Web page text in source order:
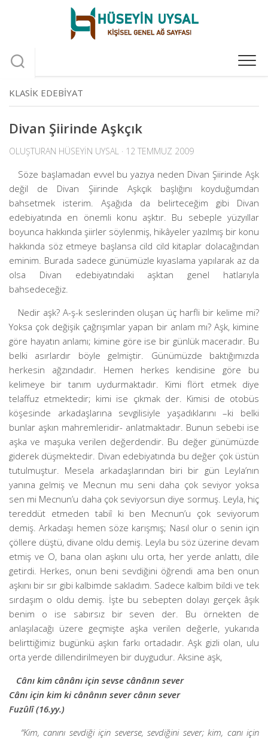
KLASIK EDEBIYAT
Divan Şiirinde Aşkçık
OLUŞTURAN HÜSEYIN UYSAL · 12 TEMMUZ 2009
Söze başlamadan evvel bu yazıya neden Divan Şiirinde Aşk
değil de Divan Şiirinde Aşkçık başlığını koyduğumdan
bahsetmek isterim. Aşağıda da belirteceğim gibi Divan
edebiyatında en önemli konu aşktır. Bu sebeple yüzyıllar
boyunca hakkında şiirler söylenmiş, hikâyeler yazılmış bir konu
hakkında söz etmeye başlansa cild cild kitaplar dolacağından
eminim. Burada sadece günümüzle kıyaslama yapılarak az da
olsa Divan edebiyatındaki aşktan genel hatlarıyla
bahsedeceğiz.
Nedir aşk? A-ş-k seslerinden oluşan üç harfli bir kelime mi?
Yoksa çok değişik çağrışımlar yapan bir anlam mı? Aşk, kimine
göre hayatın anlamı; kimine göre ise bir günlük maceradır. Bu
belki asırlardır böyle gelmiştir. Günümüzde baktığımızda
herkesin ağzındadır. Hemen herkes kendisine göre bu
kelimeye bir tanım uydurmaktadır. Kimi flört etmek diye
telaffuz etmektedir; kimi ise çıkmak der. Kimisi de otobüs
köşesinde arkadaşlarına sevgilisiyle yaşadıklarını –ki belki
bunlar aşkın mahremleridir- anlatmaktadır. Bunun sebebi ise
aşka ve maşuka verilen değerdendir. Bu değer günümüzde
giderek düşmektedir. Divan edebiyatında bu değer çok üstün
tutulmuştur. Mesela arkadaşlarından biri bir gün Leyla’nın
yanına gelmiş ve Mecnun mu seni daha çok seviyor yoksa
sen mi Mecnun’u daha çok seviyorsun diye sormuş. Leyla, hiç
tereddüt etmeden tabiî ki ben Mecnun’u çok seviyorum
demiş. Arkadaşı hemen söze karışmış; Nasıl olur o senin için
çöllere düştü, divane oldu demiş. Leyla bu söz üzerine devam
etmiş ve O, bana olan aşkını ulu orta, her yerde anlattı, dile
getirdi. Herkes, onun beni sevdiğini öğrendi ama ben onun
aşkını bir sır gibi kalbimde sakladım. Sadece kalbim bildi ve tek
sırdaşım o oldu demiş. İşte bu sebepten dolayı gerçek âşık
benim o ise sabırsız bir seven der. Bu örnekten de
anlaşılacağı üzere geçmişte aşka verilen değerle, yukarıda
belirttiğimiz bugünkü aşkın farkı ortadadır. Aşk gizli olan, ulu
orta yerde dillendirilmeyen bir duygudur. Aksine aşk,
Cânı kim cânânı için sevse cânânın sever
Cânı için kim ki cânânın sever cânın sever
Fuzûlî (16.yy.)
“Kim, canını sevdiği için severse, sevdiğini sever; kim, canı için